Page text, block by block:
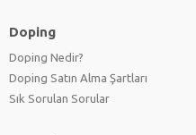
Doping
Doping Nedir?
Doping Satın Alma Şartları
Sık Sorulan Sorular